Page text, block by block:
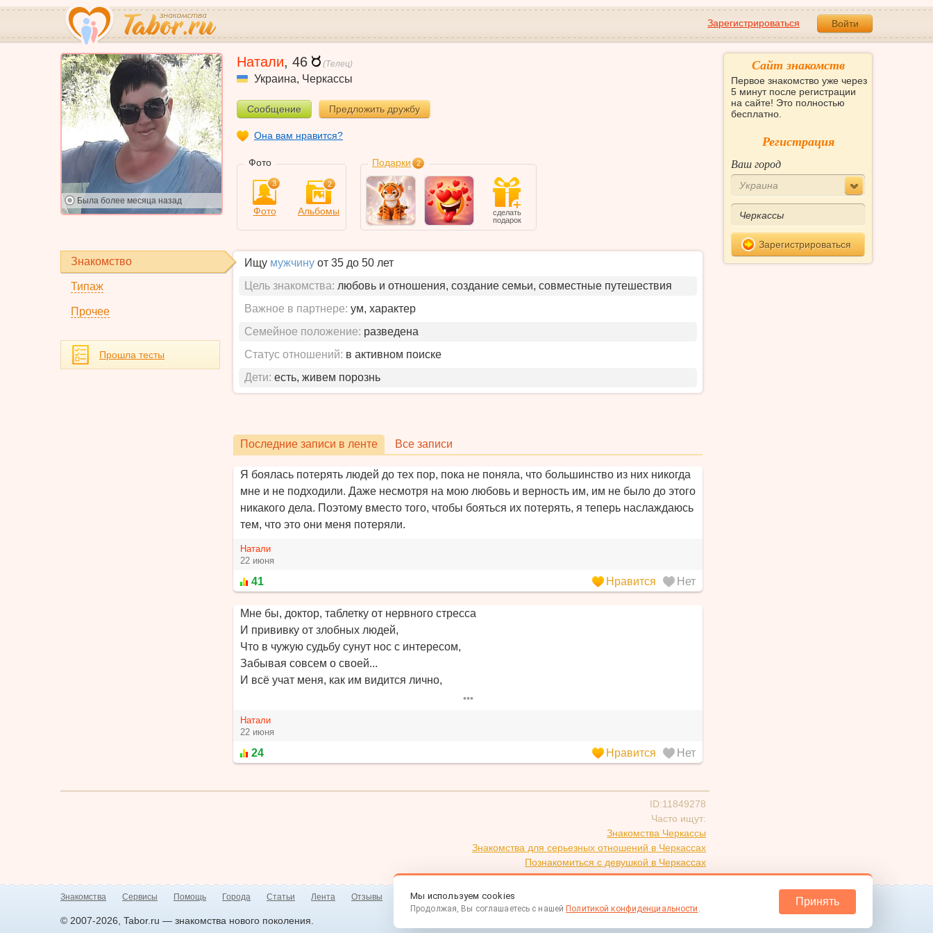
Зарегистрироваться Войти
Была более месяца назад
Натали, 46 (Телец)
Украина, Черкассы
Сообщение Предложить дружбу
Она вам нравится?
Фото
3
Фото
2
Альбомы
Подарки 2
сделать
подарок
Знакомство
Типаж
Прочее
Ищу мужчину от 35 до 50 лет
Цель знакомства: любовь и отношения, создание семьи, совместные путешествия
Важное в партнере: ум, характер
Семейное положение: разведена
Статус отношений: в активном поиске
Дети: есть, живем порознь
Прошла тесты
Последние записи в ленте Все записи
Я боялась потерять людей до тех пор, пока не поняла, что большинство из них никогда
мне и не подходили. Даже несмотря на мою любовь и верность им, им не было до этого
никакого дела. Поэтому вместо того, чтобы бояться их потерять, я теперь наслаждаюсь
тем, что это они меня потеряли.
Натали
22 июня
41 Нравится Нет
Мне бы, доктор, таблетку от нервного стресса
И прививку от злобных людей,
Что в чужую судьбу сунут нос с интересом,
Забывая совсем о своей...
И всё учат меня, как им видится лично,
•••
Натали
22 июня
24 Нравится Нет
ID:11849278
Часто ищут:
Знакомства Черкассы
Знакомства для серьезных отношений в Черкассах
Познакомиться с девушкой в Черкассах
Сайт знакомств
Первое знакомство уже через
5 минут после регистрации
на сайте! Это полностью
бесплатно.
Регистрация
Ваш город
Украина
Зарегистрироваться
Знакомства Сервисы Помощь Города Статьи Лента Отзывы Мобильная версия Знакомства для Android/iOS
© 2007-2026, Tabor.ru — знакомства нового поколения.
Мы используем cookies
Продолжая, Вы соглашаетесь с нашейПолитикой конфиденциальности
Принять